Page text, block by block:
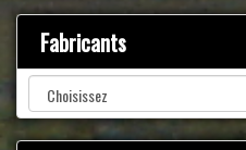
Fabricants